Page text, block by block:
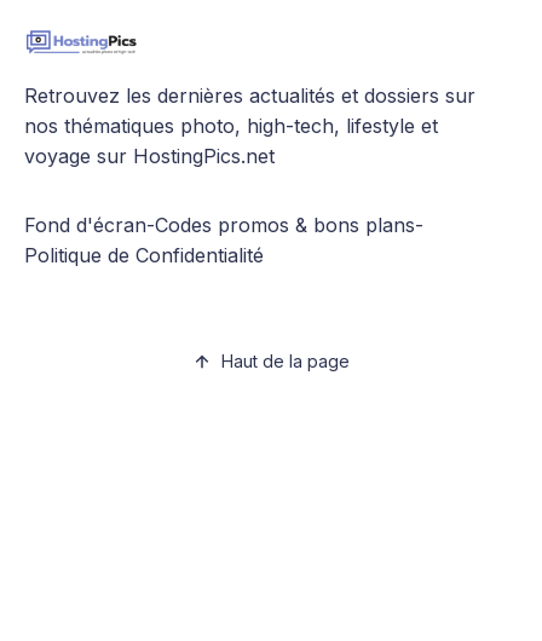
Retrouvez les dernières actualités et dossiers sur
nos thématiques photo, high-tech, lifestyle et
voyage sur HostingPics.net
Fond d'écran-Codes promos & bons plans-
Politique de Confidentialité
Haut de la page